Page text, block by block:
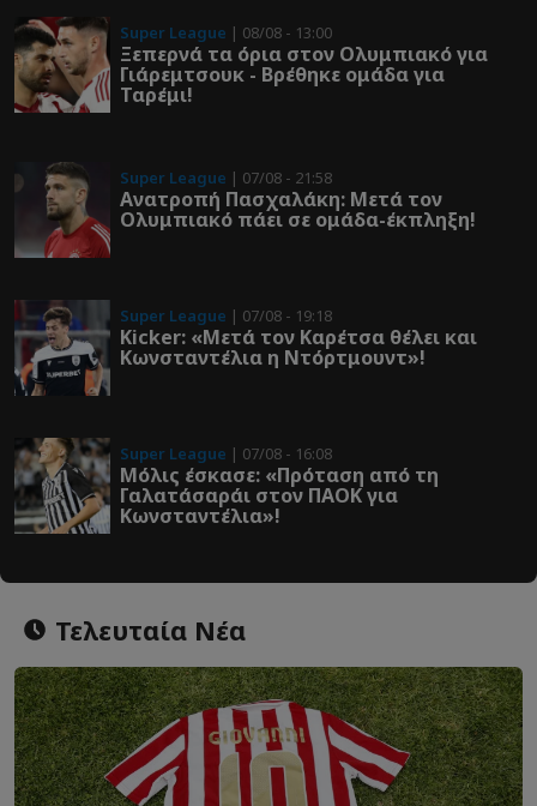
Super League | 08/08 - 13:00
Ξεπερνά τα όρια στον Ολυμπιακό για
Γιάρεμτσουκ - Βρέθηκε ομάδα για
Ταρέμι!
Super League | 07/08 - 21:58
Ανατροπή Πασχαλάκη: Μετά τον
Ολυμπιακό πάει σε ομάδα-έκπληξη!
Super League | 07/08 - 19:18
Kicker: «Μετά τον Καρέτσα θέλει και
Κωνσταντέλια η Ντόρτμουντ»!
Super League | 07/08 - 16:08
Μόλις έσκασε: «Πρόταση από τη
Γαλατάσαράι στον ΠΑΟΚ για
Κωνσταντέλια»!
Τελευταία Νέα